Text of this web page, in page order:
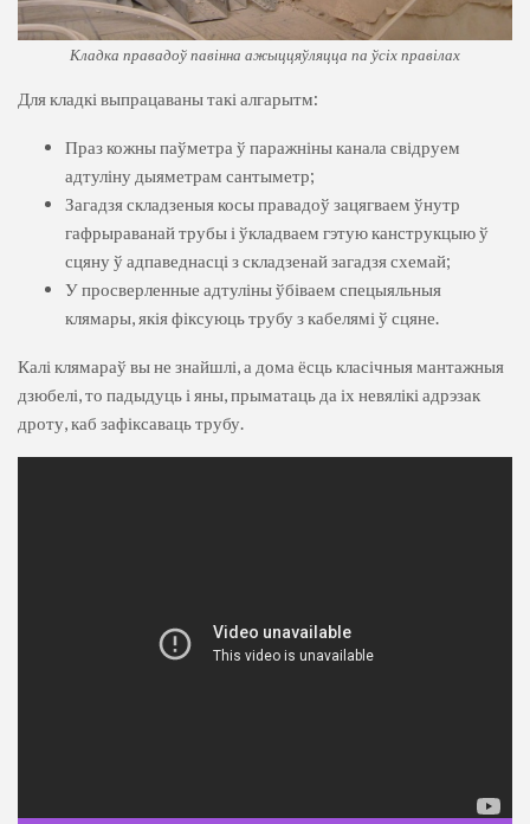
Кладка правадоў павінна ажыццяўляцца па ўсіх правілах
Для кладкі выпрацаваны такі алгарытм:
Праз кожны паўметра ў паражніны канала свідруем
адтуліну дыяметрам сантыметр;
Загадзя складзеныя косы правадоў зацягваем ўнутр
гафрыраванай трубы і ўкладваем гэтую канструкцыю ў
сцяну ў адпаведнасці з складзенай загадзя схемай;
У просверленные адтуліны ўбіваем спецыяльныя
клямары, якія фіксуюць трубу з кабелямі ў сцяне.
Калі клямараў вы не знайшлі, а дома ёсць класічныя мантажныя
дзюбелі, то падыдуць і яны, прыматаць да іх невялікі адрэзак
дроту, каб зафіксаваць трубу.